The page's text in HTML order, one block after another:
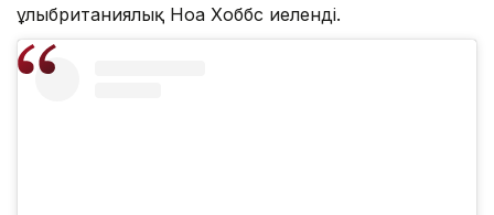
ұлыбританиялық Ноа Хоббс иеленді.